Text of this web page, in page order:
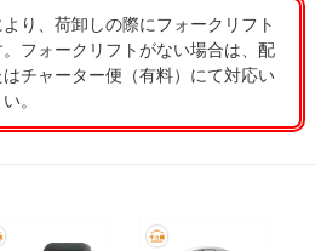
り、荷卸しの際にフォークリフト
フォークリフトがない場合は、配
チャーター便（有料）にて対応い
。